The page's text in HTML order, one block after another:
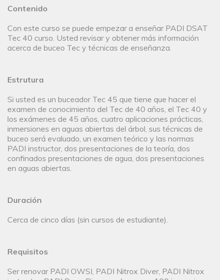
Contenido
Con este curso se puede empezar a enseñar PADI DSAT
Tec 40 curso. Usted revisar y obtener más información
acerca de buceo Tec y técnicas de enseñanza.
Estrutura
Si usted es un buceador Tec 45 que tiene que hacer el
examen de conocimiento del Tec de 40 años, el Tec 40 y
los exámenes de 45 años, cuatro aplicaciones prácticas,
inmersiones en aguas abiertas del árbol, sus técnicas de
buceo será evaluado, un examen teórico y las normas
PADI instructor, dos presentaciones de la teoría, dos
confinados presentaciones de agua, dos presentaciones
en aguas abiertas.
Duración
Cerca de cinco días (sin cursos de estudiante).
Requisitos
Ser renovar PADI OWSI, PADI Nitrox Diver, PADI Nitrox